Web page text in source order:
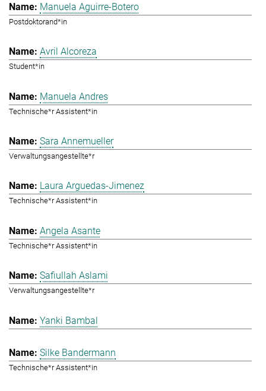
Manuela Aguirre-Botero
Postdoktorand*in
Avril Alcoreza
Student*in
Manuela Andres
Technische*r Assistent*in
Sara Annemueller
Verwaltungsangestellte*r
Laura Arguedas-Jimenez
Technische*r Assistent*in
Angela Asante
Technische*r Assistent*in
Safiullah Aslami
Verwaltungsangestellte*r
Yanki Bambal
Silke Bandermann
Technische*r Assistent*in